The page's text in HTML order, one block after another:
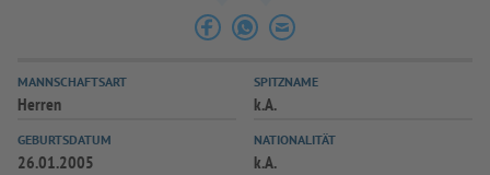
SPIELPLUS
MANNSCHAFTSART
Herren
SPITZNAME
k.A.
GEBURTSDATUM
26.01.2005
NATIONALITÄT
k.A.